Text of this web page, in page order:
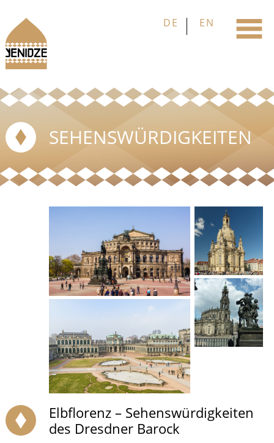
SEHENSWÜRDIGKEITEN
Elbflorenz – Sehenswürdigkeiten
des Dresdner Barock